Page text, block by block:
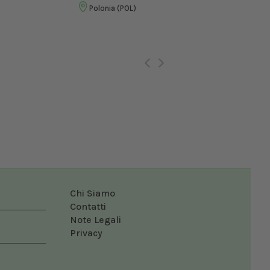
Polonia (POL)
Chi Siamo
Contatti
Note Legali
Privacy